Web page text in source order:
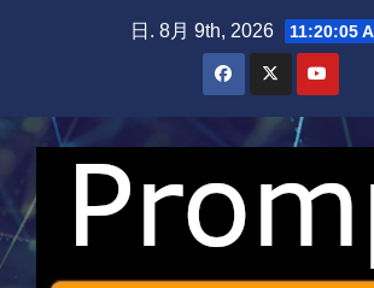
日. 8月 9th, 2026 11:20:06